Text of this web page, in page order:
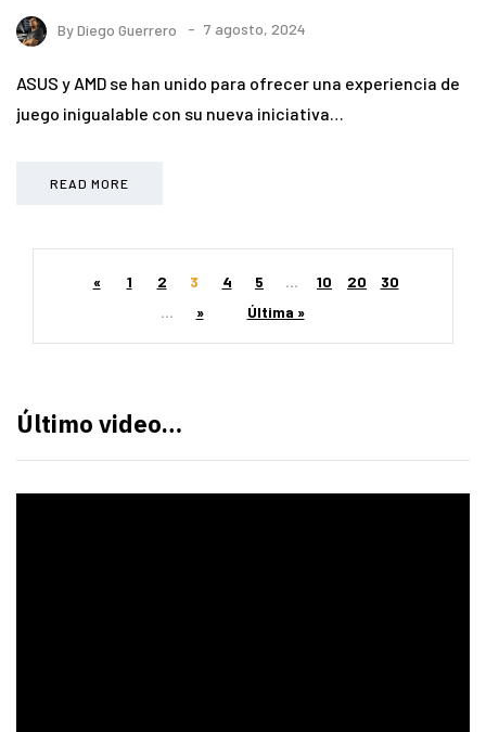
ByDiego Guerrero 7 agosto, 2024
ASUS y AMD se han unido para ofrecer una experiencia de
juego inigualable con su nueva iniciativa…
READ MORE
« 1 2 3 4 5 ... 10 20
30
...
» Última »
Último video…